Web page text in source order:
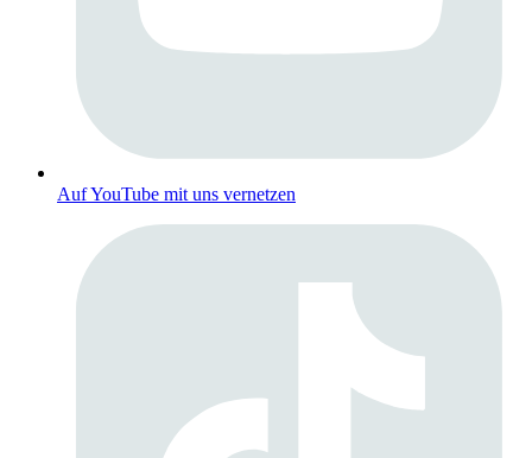
Auf YouTube mit uns vernetzen